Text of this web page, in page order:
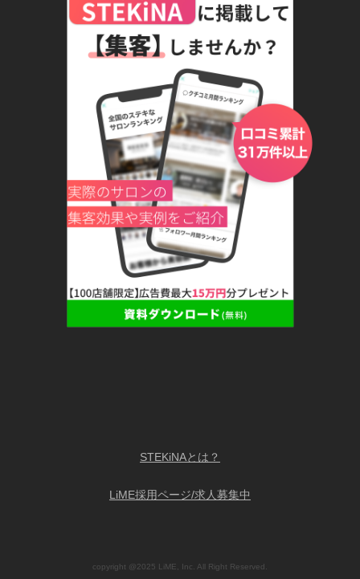
STEKiNAとは？
LiME採用ページ/求人募集中
copyright @2025 LiME, Inc. All Right Reserved.